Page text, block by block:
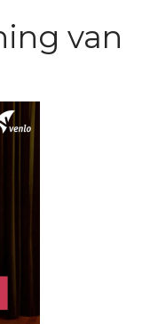
van